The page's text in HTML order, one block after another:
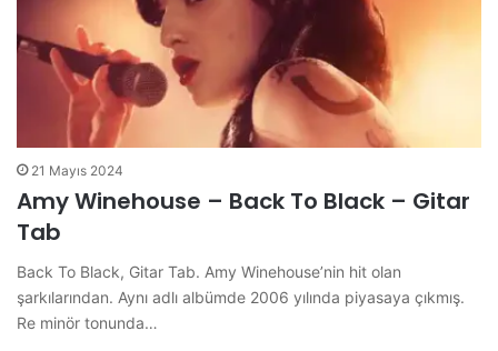
21 Mayıs 2024
Amy Winehouse – Back To Black – Gitar
Tab
Back To Black, Gitar Tab. Amy Winehouse’nin hit olan
şarkılarından. Aynı adlı albümde 2006 yılında piyasaya çıkmış.
Re minör tonunda…